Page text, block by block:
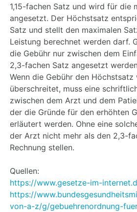
1,15-fachen Satz und wird für die
angesetzt. Der Höchstsatz
Satz und stellt den maximalen
Leistung berechnet werden darf.
die Gebühr nur zwischen dem
2,3-fachen Satz angesetzt
Wenn die Gebühr den
überschreitet, muss eine
zwischen dem Arzt und dem
der die Gründe für den erhöhten
erläutert werden. Ohne eine
der Arzt nicht mehr als den 2,3-
Rechnung stellen.
Quellen:
https://www.gesetze-im-
https://
von-a-z/g/gebuehrenordnung-